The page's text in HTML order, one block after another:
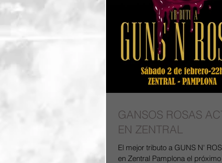
GANSOS ROSAS
EN ZENTRAL
El mejor tributo a GUNS N'
en Zentral Pamplona el próximo